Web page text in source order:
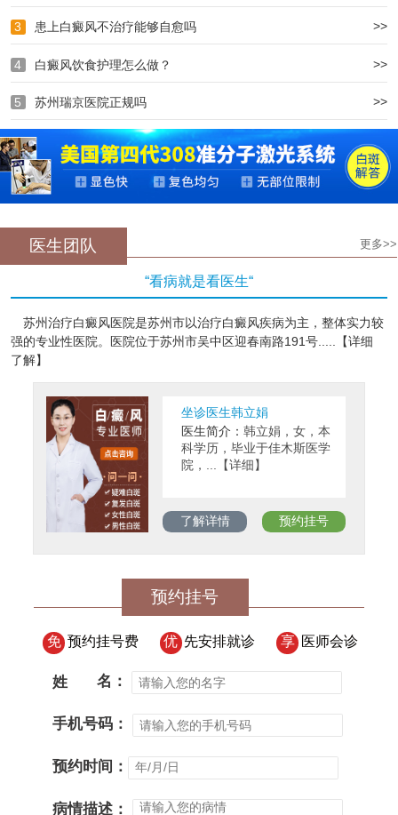
3 患上白癜风不治疗能够自愈吗 >>
4 白癜风饮食护理怎么做？ >>
5 苏州瑞京医院正规吗 >>
医生团队 更多>>
“看病就是看医生“
苏州治疗白癜风医院是苏州市以治疗白癜风疾病为主，整体实力较
强的专业性医院。医院位于苏州市吴中区迎春南路191号.....【详细
了解】
坐诊医生韩立娟
医生简介： 韩立娟，女，本
科学历，毕业于佳木斯医学
院，...【详细】
了解详情 预约挂号
预约挂号
免 预约挂号费 优 先安排就诊 享 医师会诊
姓 名：
手机号码：
预约时间：
病情描述：